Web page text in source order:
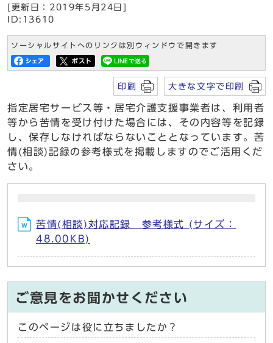
[更新日：2019年5月24日]
ID:13610
ソーシャルサイトへのリンクは別ウィンドウで開きます
印刷 大きな文字で印刷
指定居宅サービス等・居宅介護支援事業者は、利用者
等から苦情を受け付けた場合には、その内容等を記録
し、保存しなければならないこととなっています。苦
情(相談)記録の参考様式を掲載しますのでご活用くだ
さい。
苦情(相談)対応記録 参考様式 (サイズ：
48.00KB)
ご意見をお聞かせください
このページは役に立ちましたか？